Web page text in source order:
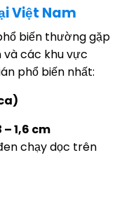
Việt Nam
biến thường gặp
và các khu vực
phổ biến nhất:
– 1,6 cm
chạy dọc trên